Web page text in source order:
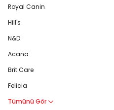
Royal Canin
Hill's
N&D
Acana
Brit Care
Felicia
Tümünü Gör